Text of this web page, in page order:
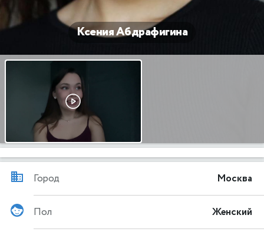
Ксения Абдрафигина
Город Москва
Пол Женский